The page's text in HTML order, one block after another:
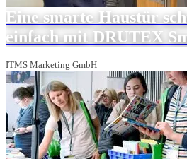
Eine smarte Haustür
einfach mit DRUTEX
ITMS Marketing GmbH